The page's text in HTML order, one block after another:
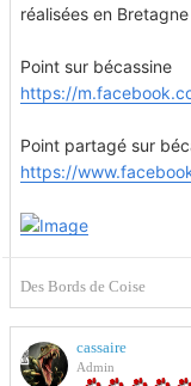
réalisées en
Point sur bécassine
https://
Point partagé sur
https://
Des Bords de Coise
cassaire
Admin